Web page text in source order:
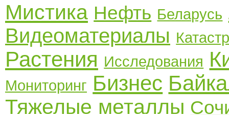
Мистика Нефть Беларусь
Видеоматериалы
Растения Исследования
Мониторинг Бизнес
Тяжелые металлы